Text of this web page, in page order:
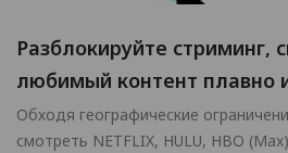
Разблокируйте стриминг,
любимый контент плавно
Обходя географические
смотреть NETFLIX, HULU, HBO